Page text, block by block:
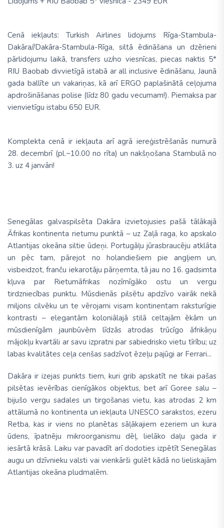
Cenā iekļauts: Turkish Airlines lidojums Rīga-Stambula-
Dakāra//Dakāra-Stambula-Rīga, siltā ēdināšana un dzērieni
pārlidojumu laikā, transfers uz/no viesnīcas, piecas naktis 5*
RIU Baobab divvietīgā istabā arall inclusive ēdināšanu, Jaunā
gada ballīte un vakariņas, kā arī ERGO paplašinātā ceļojuma
apdrošināšanas polise (līdz 80 gadu vecumam!). Piemaksa par
vienvietīgu istabu 650 EUR.
Komplekta cenā ir iekļauta arī agrā iereģistrēšanās numurā
28. decembrī (pl.~10.00 no rīta) un nakšņošana Stambulā no
3. uz 4 janvāri!
Senegālas galvaspilsēta Dakāra izvietojusies pašā tālākajā
Āfrikas kontinenta rietumu punktā – uz Zaļā raga, ko apskalo
Atlantijas okeāna siltie ūdeņi. Portugāļu jūrasbraucēju atklāta
un pēc tam, pārejot no holandiešiem pie angļiem un,
visbeidzot, franču iekarotāju pārņemta, tā jau no 16. gadsimta
kļuva par Rietumāfrikas nozīmīgāko ostu un vergu
tirdzniecības punktu. Mūsdienās pilsētu apdzīvo vairāk nekā
miljons cilvēku un te vērojami visam kontinentam raksturīgie
kontrasti – elegantām koloniālajā stilā celtajām ēkām un
mūsdienīgām jaunbūvēm līdzās atrodas trūcīgo āfrikāņu
mājokļu kvartāli ar savu izpratni par sabiedrisko vietu tīrību; uz
labas kvalitātes ceļa cenšas sadzīvot ēzeļu pajūgi ar Ferrari...
Dakāra ir izejas punkts tiem, kuri grib apskatīt ne tikai pašas
pilsētas ievērības cienīgākos objektus, bet arī Goree salu –
bijušo vergu sadales un tirgošanas vietu, kas atrodas 2 km
attālumā no kontinenta un iekļauta UNESCO sarakstos, ezeru
Retba, kas ir viens no planētas sāļākajiem ezeriem un kura
ūdens, īpatnēju mikroorganismu dēļ, lielāko daļu gada ir
iesārtā krāsā. Laiku var pavadīt arī dodoties izpētīt Senegālas
augu un dzīvnieku valsti vai vienkārši gulēt kādā no lieliskajām
Atlantijas okeāna pludmalēm.